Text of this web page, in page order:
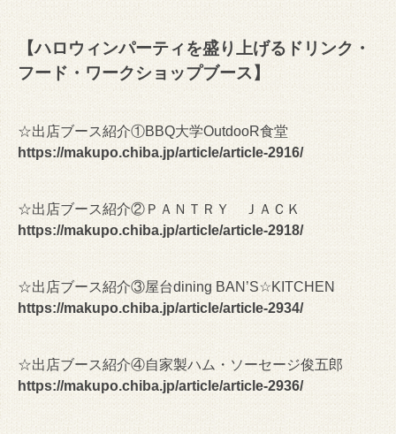
【ハロウィンパーティを盛り上げるドリンク・
フード・ワークショップブース】
☆出店ブース紹介①BBQ大学OutdooR食堂
https://makupo.chiba.jp/article/article-2916/
☆出店ブース紹介②ＰＡＮＴＲＹ ＪＡＣＫ
https://makupo.chiba.jp/article/article-2918/
☆出店ブース紹介③屋台dining BAN’S☆KITCHEN
https://makupo.chiba.jp/article/article-2934/
☆出店ブース紹介④自家製ハム・ソーセージ俊五郎
https://makupo.chiba.jp/article/article-2936/